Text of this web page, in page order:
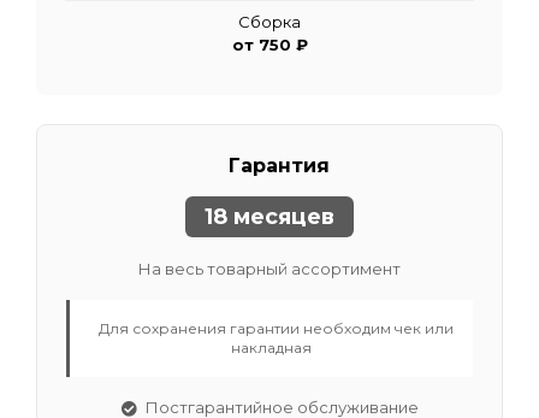
Сборка
от 750 ₽
Гарантия
18 месяцев
На весь товарный ассортимент
Для сохранения гарантии необходим чек или
накладная
Постгарантийное обслуживание